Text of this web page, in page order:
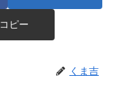
コピー
くま吉